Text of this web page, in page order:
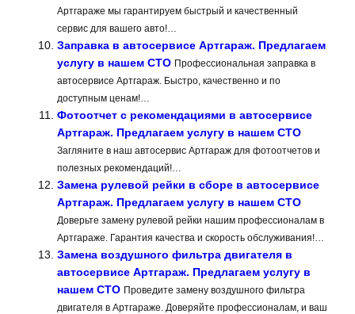
Артгараже мы гарантируем быстрый и качественный
сервис для вашего авто!…
Заправка в автосервисе Артгараж. Предлагаем
услугу в нашем СТО Профессиональная заправка в
автосервисе Артгараж. Быстро, качественно и по
доступным ценам!…
Фотоотчет с рекомендациями в автосервисе
Артгараж. Предлагаем услугу в нашем СТО
Загляните в наш автосервис Артгараж для фотоотчетов и
полезных рекомендаций!…
Замена рулевой рейки в сборе в автосервисе
Артгараж. Предлагаем услугу в нашем СТО
Доверьте замену рулевой рейки нашим профессионалам в
Артгараже. Гарантия качества и скорость обслуживания!…
Замена воздушного фильтра двигателя в
автосервисе Артгараж. Предлагаем услугу в
нашем СТО Проведите замену воздушного фильтра
двигателя в Артгараже. Доверяйте профессионалам, и ваш